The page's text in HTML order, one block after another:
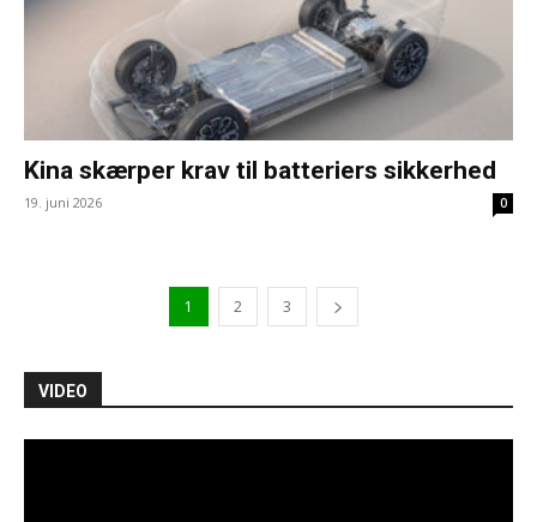
Kina skærper krav til batteriers sikkerhed
19. juni 2026 0
1 2 3
VIDEO